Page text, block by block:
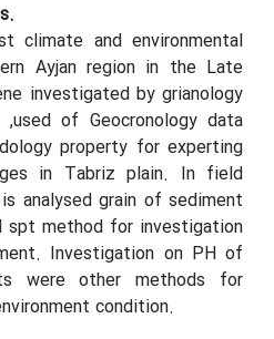
climate and environmental
Ayjan region in the Late
investigated by grianology
of Geocronology data
property for experting
in Tabriz plain. In field
analysed grain of sediment
spt method for investigation
Investigation on PH of
were other methods for
condition.